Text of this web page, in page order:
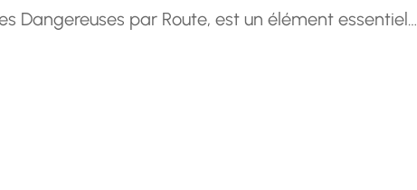
Dangereuses par Route, est un élément essentiel